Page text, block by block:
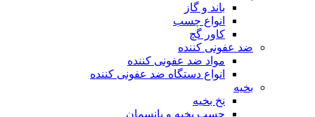
باند و گاز
انواع چسب
کاور گچ
ضد عفونی کننده
مواد ضد عفونی کننده
انواع دستگاه ضد عفونی کننده
بخیه
نخ بخیه
چسب بخیه و پانسمان